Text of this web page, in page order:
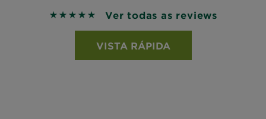
5 out of 5 stars based on reviews
Ver todas as reviews
VISTA RÁPIDA